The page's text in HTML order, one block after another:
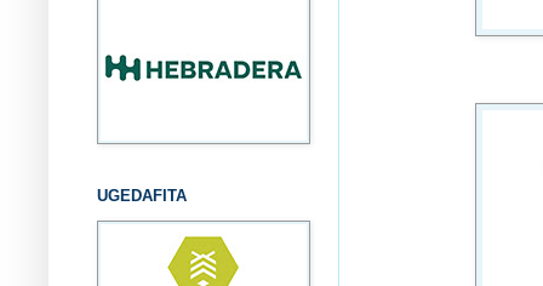
UGEDAFITA